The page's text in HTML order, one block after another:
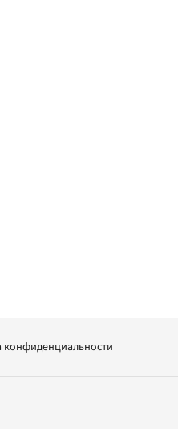
конфиденциальности